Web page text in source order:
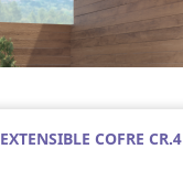
EXTENSIBLE COFRE CR.4